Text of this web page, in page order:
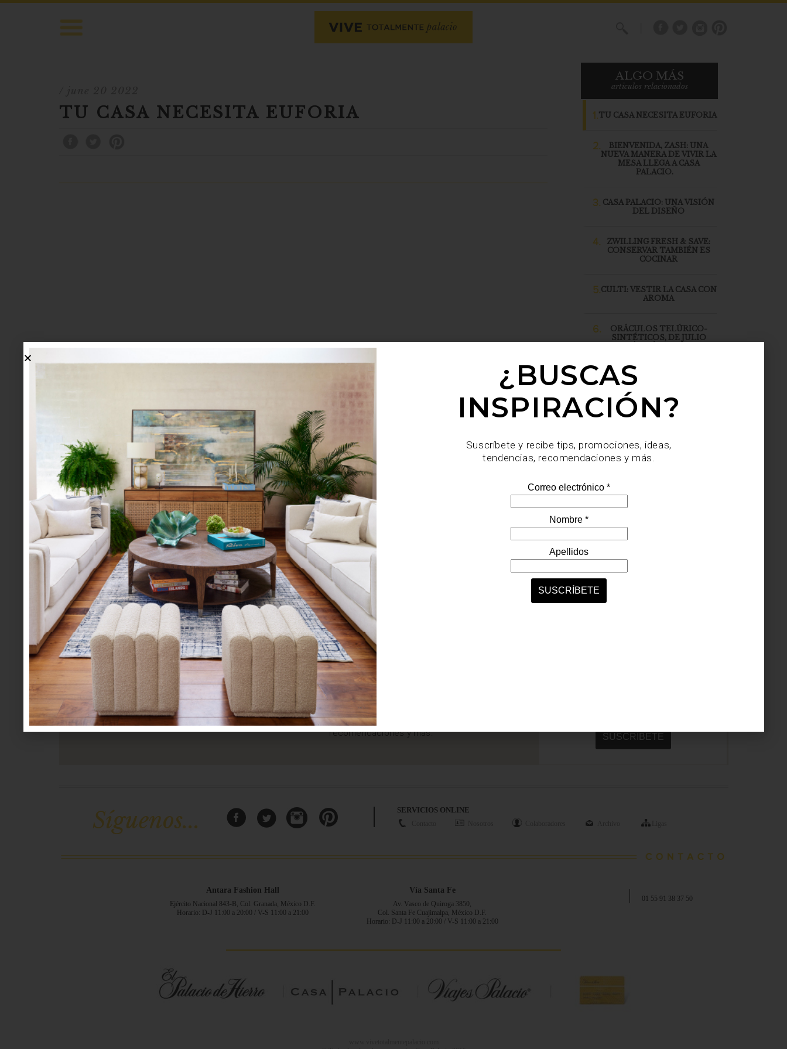
TU CASA NECESITA EUFORIA
ALGO MÁS
articulos relacionados
1.TU CASA NECESITA EUFORIA
2.
BIENVENIDA, ZASH: UNA
NUEVA MANERA DE VIVIR LA
MESA LLEGA A CASA
PALACIO.
3. CASA PALACIO: UNA VISIÓN
DEL DISEÑO
4.
ZWILLING FRESH & SAVE:
CONSERVAR TAMBIÉN ES
COCINAR
5.CULTI: VESTIR LA CASA CON
AROMA
6.
ORÁCULOS TELÚRICO-
SINTÉTICOS, DE JULIO
lo más nuevo
BIENVENIDA, ZASH: UNA
NUEVA MANERA DE VIVIR
LA MESA LLEGA A CASA
PALACIO.
mesa y cocina
august 05 2026
¿BUSCAS MÁS
INSPIRACIÓN?
Suscríbete y recibe tips, promociones, ideas, tendencias,
recomendaciones y más.
Síguenos... SERVICIOS ONLINE
Antara Fashion Hall
Ejército Nacional 843-B, Col. Granada, México D.F.
Horario: D-J 11:00 a 20:00 / V-S 11:00 a 21:00
Vía Santa Fe
Av. Vasco de Quiroga 3850,
Col. Santa Fe Cuajimalpa, México D.F.
Horario: D-J 11:00 a 20:00 / V-S 11:00 a 21:00
01 55 91 38 37 50
¿BUSCAS
INSPIRACIÓN?
Suscríbete y recibe tips, promociones, ideas,
tendencias, recomendaciones y más.